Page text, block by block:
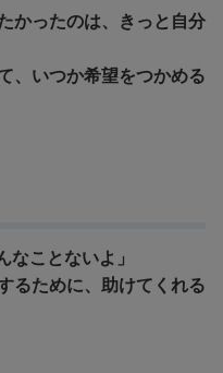
かったのは、きっと自分
、いつか希望をつかめる
なことないよ」
るために、助けてくれる